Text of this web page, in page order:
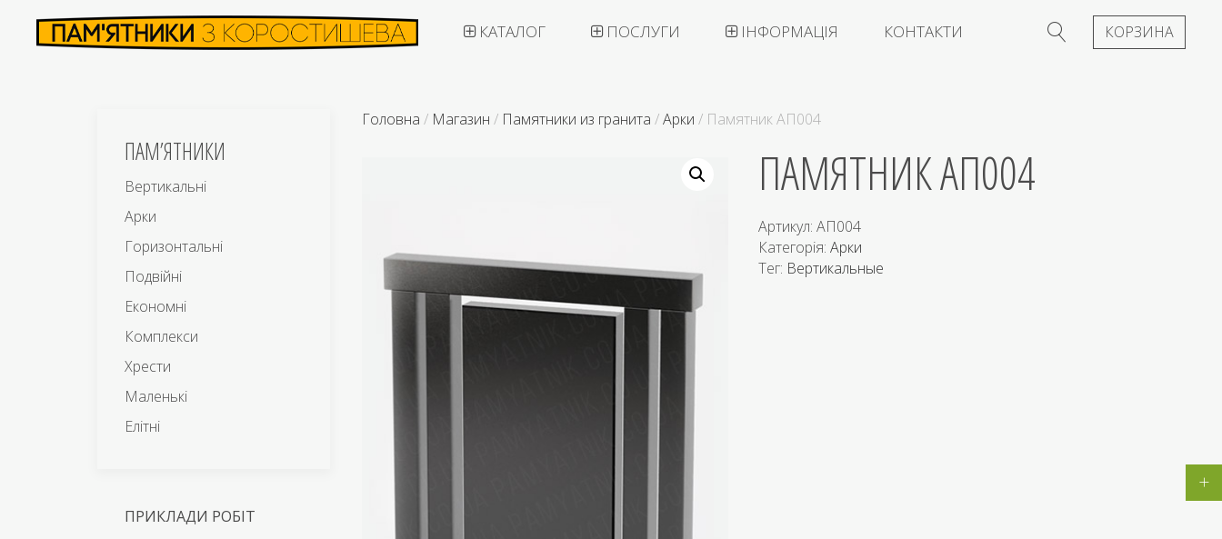
КАТАЛОГ ПОСЛУГИ ІНФОРМАЦІЯ КОНТАКТИ КОРЗИНА
Головна / Магазин / Памятники из гранита /Арки / Памятник АП004
ПАМЯТНИК АП004
Артикул:АП004
Категорія:Арки
Тег: Вертикальные
ПАМ’ЯТНИКИ
Вертикальні
Арки
Горизонтальні
Подвійні
Економні
Комплекси
Хрести
Маленькі
Елітні
ПРИКЛАДИ РОБІТ